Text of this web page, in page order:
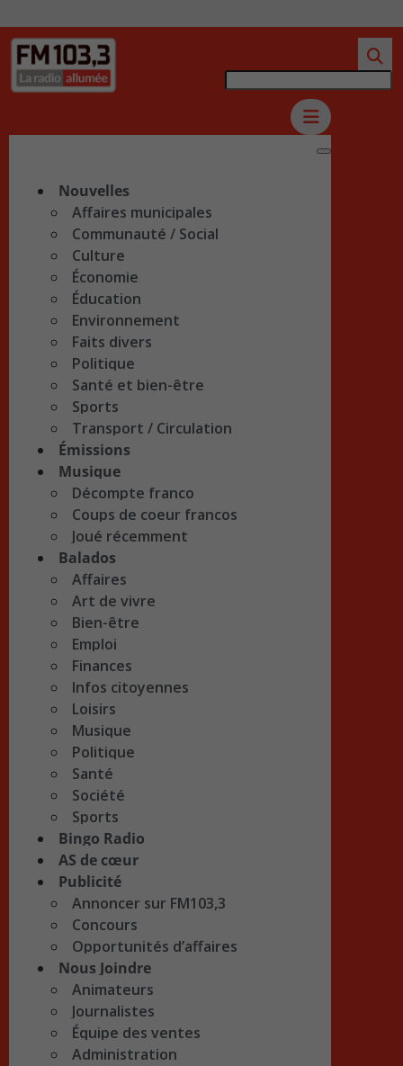
Nouvelles
Affaires municipales
Communauté / Social
Culture
Économie
Éducation
Environnement
Faits divers
Politique
Santé et bien-être
Sports
Transport / Circulation
Émissions
Musique
Décompte franco
Coups de coeur francos
Joué récemment
Balados
Affaires
Art de vivre
Bien-être
Emploi
Finances
Infos citoyennes
Loisirs
Musique
Politique
Santé
Société
Sports
Bingo Radio
AS de cœur
Publicité
Annoncer sur FM103,3
Concours
Opportunités d’affaires
Nous Joindre
Animateurs
Journalistes
Équipe des ventes
Administration